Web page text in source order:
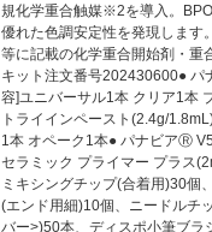
規化学重合触媒※2を導入。
優れた色調安定性を発現しま
等に記載の化学重合開始剤・重
キット注文番号202430600●
容]ユニバーサル1本 クリア1本
トライインペースト(2.4g/
1本 オペーク1本● パナビアⓇ
セラミック プライマー プラス
ミキシングチップ(合着用)30個
(エンド用細)10個、ニードルチ
バー>)50本、ディスポ小筆ブラ